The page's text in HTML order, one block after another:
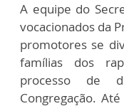
A equipe do
vocacionados da
promotores se
famílias dos
processo de
Congregação.